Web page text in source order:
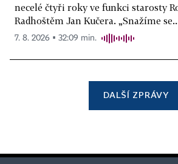
necelé čtyři roky ve funkci starosty
Radhoštěm Jan Kučera. „Snažíme
7. 8. 2026 ▪ 32:09 min.
DALŠÍ ZPRÁVY